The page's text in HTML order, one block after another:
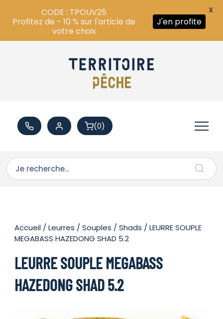
(0)
Accueil /Leurres /Souples /Shads / LEURRE SOUPLE
MEGABASS HAZEDONG SHAD 5.2
LEURRE SOUPLE MEGABASS
HAZEDONG SHAD 5.2
CODE : TPOUV25
Profitez de - 10 % sur l'article de
votre choix
J'en profite
X